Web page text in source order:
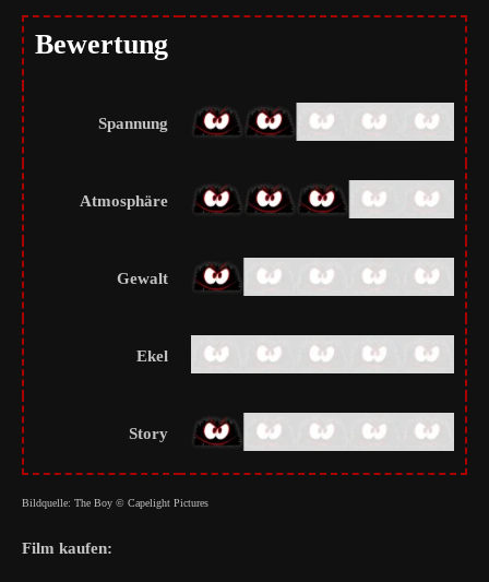
Bewertung
Spannung
Atmosphäre
Gewalt
Ekel
Story
Bildquelle: The Boy © Capelight Pictures
Film kaufen: